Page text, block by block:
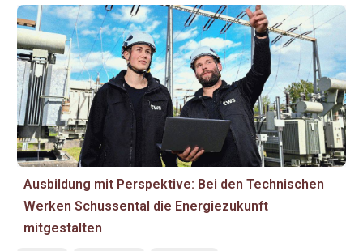
Ausbildung mit Perspektive: Bei den Technischen
Werken Schussental die Energiezukunft
mitgestalten